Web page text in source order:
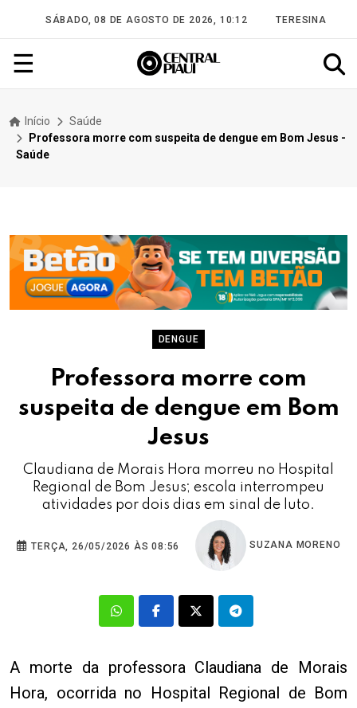
SÁBADO, 08 DE AGOSTO DE 2026, 10:12 TERESINA
☰
Início
Saúde
Professora morre com suspeita de dengue em Bom Jesus -
Saúde
DENGUE
Professora morre com
suspeita de dengue em Bom
Jesus
Claudiana de Morais Hora morreu no Hospital
Regional de Bom Jesus; escola interrompeu
atividades por dois dias em sinal de luto.
TERÇA, 26/05/2026 ÀS 08:56 SUZANA MORENO
A morte da professora Claudiana de Morais
Hora, ocorrida no Hospital Regional de Bom